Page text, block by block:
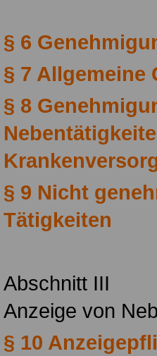
§ 6
§ 7 Allgemeine
§ 8
§ 9 Nicht
Tätigkeiten
Abschnitt III
Anzeige von
§ 10